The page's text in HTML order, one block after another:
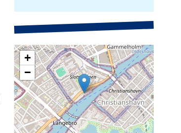
+
−